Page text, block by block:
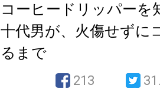
コーヒードリッパーを
十代男が、火傷せずに
るまで
213